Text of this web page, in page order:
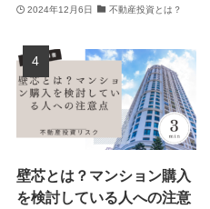
2024年12月6日 不動産投資とは？
壁芯とは？マンション購入
を検討している人への注意